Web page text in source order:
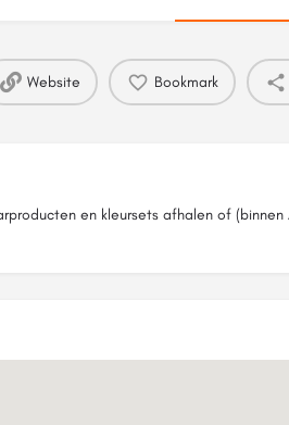
Website Bookmark
en kleursets afhalen of (binnen